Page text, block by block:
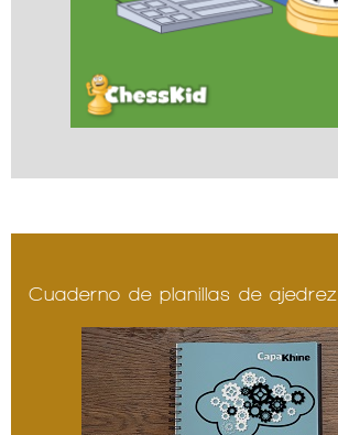
Cuaderno de planillas de ajedrez